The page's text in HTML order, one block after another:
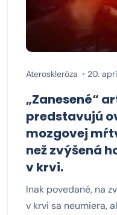
Ateroskleróza 20.
„Zanesené“
predstavujú
mozgovej
než zvýšená
v krvi.
Inak povedané, na
v krvi sa neumiera,